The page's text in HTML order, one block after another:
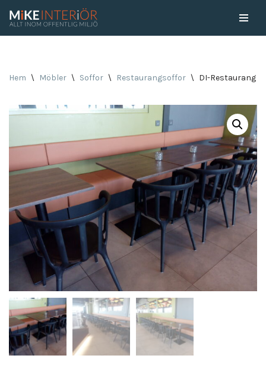
Hem \ Möbler \ Soffor \ Restaurangsoffor \ DI-Restaurang